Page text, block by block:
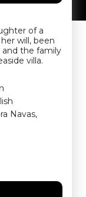
of a
will, been
the family
villa.
Navas,